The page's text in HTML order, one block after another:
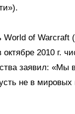
World of
2010 г.
заявил:
не в